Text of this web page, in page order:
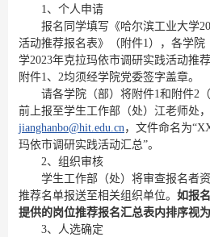
1、个人申请
报名同学填写《哈尔滨工业大学
活动推荐报名表》（附件1），各学
学2023年克拉玛依市调研实践活动推
附件1、2均须经学院党委签字盖章。
请各学院（部）将附件1和附件2
前上报至学生工作部（处）江老师处
jianghanbo@hit.edu.cn，文件命名为
玛依市调研实践活动汇总”。
2、组织审核
学生工作部（处）将审查报名者
推荐名单报送至相关组织单位。 如报
提供的岗位推荐报名汇总表内排序视为
3、人选确定